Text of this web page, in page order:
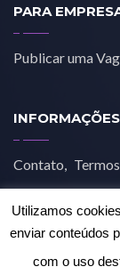
PARA
Publicar uma
INFORMAÇÕES
Contato
© 2019 Job
Utilizamos
enviar conteúdos
com o uso